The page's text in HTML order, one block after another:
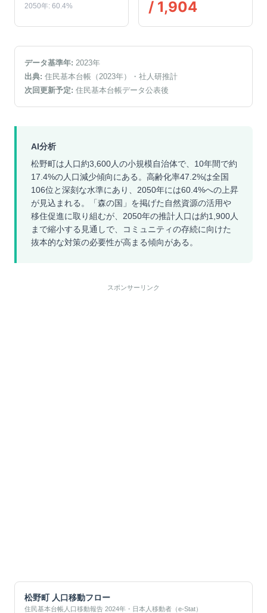
2050年: 60.4%
/ 1,904
データ基準年: 2023年
出典: 住民基本台帳（2023年）
・社人研推計
次回更新予定: 住民基本台帳データ公表後
AI分析
松野町は人口約3,600人の小規模自治体で、10年間で約
17.4%の人口減少傾向にある。高齢化率47.2%は全国
106位と深刻な水準にあり、2050年には60.4%への上昇
が見込まれる。「森の国」を掲げた自然資源の活用や
移住促進に取り組むが、2050年の推計人口は約1,900人
まで縮小する見通しで、コミュニティの存続に向けた
抜本的な対策の必要性が高まる傾向がある。
スポンサーリンク
松野町人口移動フロー
住民基本台帳人口移動報告 2024年・日本人移動者（e-Stat）